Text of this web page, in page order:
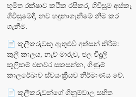
භූමිත රක්ෂාව කථික රසිකර, ගිවිසුම අස්කෑ
ගිවිසුමේදී, නව හඳුනාගැනීමේ නිම කර
ගැනීම.
📄 කුලීකරුවකු ඇතුළුවී අත්සන් කිරීම:
කුලී කාලය, නැව් මාරුව, ජල විදුලි
කුලීකම් එකවර සකසන්න, ගිණුම්
කාලරේඛාව ස්වයංක්‍රීයව නිර්මාණය වේ.
📄 කුලීකරුවන්ගේ ගිනුම්වාල සහිත